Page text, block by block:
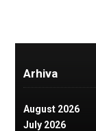
Arhiva
August 2026
July 2026